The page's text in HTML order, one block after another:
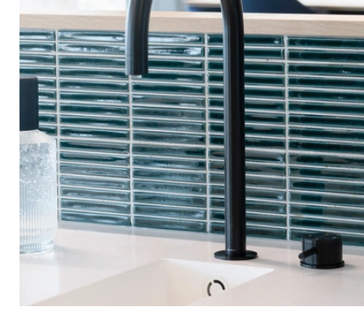
stijlvolle blikvanger in exclusieve inox 316L roestvrijstaal met
unieke afwerkingen. Ideaal voor bedrijfsinterieurs,
meetingrooms of hospitality-ruimtes.
Met zijn onderhoudsvriendelijke materialen en slimme
bediening is de Duo dé oplossing voor bedrijven die kiezen voor
kwaliteit, efficiëntie en comfort.